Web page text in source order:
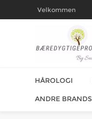
Velkommen
HÅROLOGI
ANDRE BRANDS